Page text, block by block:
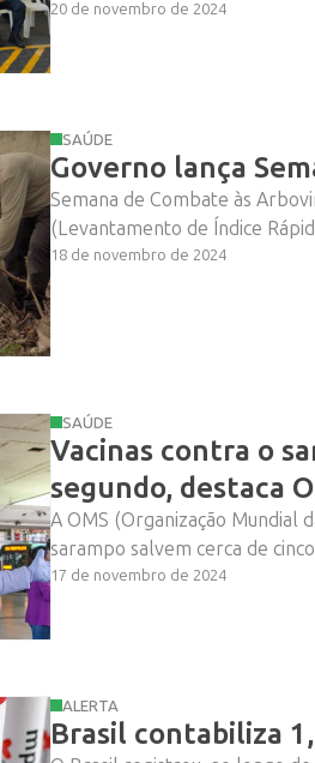
20 de novembro de 2024
SAÚDE
Governo lança
Semana de Combate às
(Levantamento de Índice
18 de novembro de 2024
SAÚDE
Vacinas contra o
segundo, destaca
A OMS (Organização Mundial
sarampo salvem cerca de
17 de novembro de 2024
ALERTA
Brasil contabiliza